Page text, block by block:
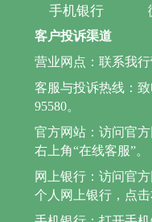
手机银行
客户投诉渠道
营业网点：联系我行
客服与投诉热线：
95580。
官方网站：访问官方
右上角“在线客服”。
网上银行：访问官方
个人网上银行，点击